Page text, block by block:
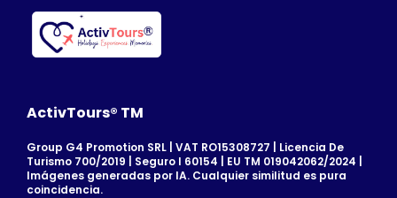
ActivTours® TM
Group G4 Promotion SRL | VAT RO15308727 | Licencia De
Turismo 700/2019 | Seguro I 60154 | EU TM 019042062/2024 |
Imágenes generadas por IA. Cualquier similitud es pura
coincidencia.